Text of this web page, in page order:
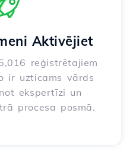
Aktivējiet
reģistrētajiem
ir uzticams vārds
ekspertīzi un
procesa posmā.